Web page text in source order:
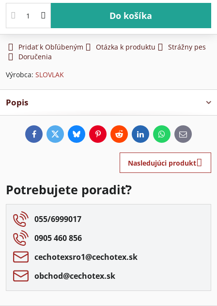
Do košíka
Pridať k Obľúbeným Otázka k produktu
Strážny pes
Doručenia
Výrobca: SLOVLAK
Popis
FacebookTwitterBlueskyPinterestRedditLinkedInWhatsApp
E-
mail
Nasledujúci produkt
Potrebujete poradiť?
055/6999017
0905 460 856
cechotexsro1​@cechotex​.sk
obchod​@cechotex​.sk